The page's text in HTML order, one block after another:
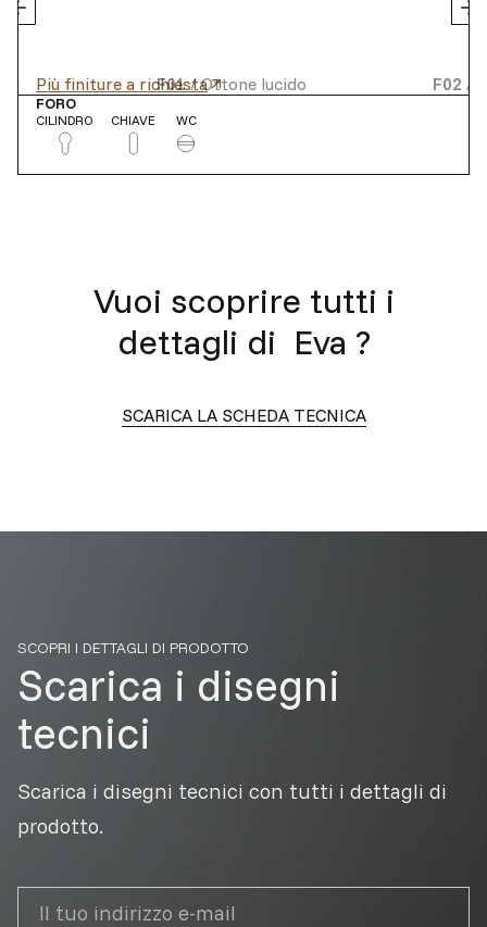
F01/Ottone lucido F02 /
Più finiture a richiesta
FORO
CILINDRO CHIAVE WC
Vuoi scoprire tutti i
dettagli di Eva ?
SCARICA LA SCHEDA TECNICA
SCOPRI I DETTAGLI DI PRODOTTO
Scarica i disegni
tecnici
Scarica i disegni tecnici con tutti i dettagli di
prodotto.